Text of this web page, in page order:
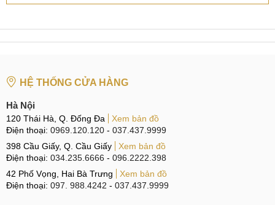
cao trong năm.
So sánh OnePlus Turbo 6X Pro
Tiếp theo, cùng so sánh OnePlus Turbo 6X Pro với một số
mẫu điện thoại khác trong cùng Series, để qua đó có được
cái nhìn khách quan hơn.
So sánh OnePlus Turbo 6X Pro vs OnePlus Turbo
6
HỆ THỐNG CỬA HÀNG
Hà Nội
120 Thái Hà, Q. Đống Đa
Xem bản đồ
Điện thoại: 0969.120.120 - 037.437.9999
398 Cầu Giấy, Q. Cầu Giấy
Xem bản đồ
Điện thoại: 034.235.6666 - 096.2222.398
42 Phố Vọng, Hai Bà Trưng
Xem bản đồ
Điện thoại: 097. 988.4242 - 037.437.9999